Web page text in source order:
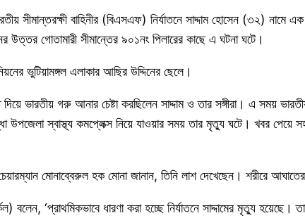
সীমান্তরক্ষী বাহিনীর (বিএসএফ) নির্যাতনে সাদ্দাম হোসেন (৩২)
উত্তর গোতামারী সীমান্তের ৯০১নং পিলারের কাছে এ ঘটনা ঘটে।
ভুটিয়ামঙ্গল এলাকার আছির উদ্দিনের ছেলে।
ভারতীয় গরু আনার চেষ্টা করছিলেন সাদ্দাম ও তার সঙ্গীরা। এ সময়
উপজেলা স্বাস্থ্য কমপ্লেক্স নিয়ে যাওয়ার সময় তার মৃত্যু ঘটে। খবর পেয়ে
মোনাব্বেরুল হক মোনা জানান, তিনি লাশ দেখেছেন। শরীরে
বলেন, ‘প্রাথমিকভাবে ধারণা করা হচ্ছে নির্যাতনে সাদ্দামের মৃত্যু হয়েছে।